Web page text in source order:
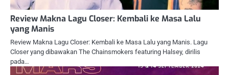
Review Makna Lagu Closer: Kembali ke Masa Lalu
yang Manis
Review Makna Lagu Closer: Kembali ke Masa Lalu yang Manis. Lagu
Closer yang dibawakan The Chainsmokers featuring Halsey, dirilis
pada…